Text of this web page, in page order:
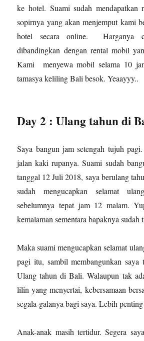
ke hotel. Suami sudah mendapatkan
sopirnya yang akan menjemput kami
hotel secara online. Harganya
dibandingkan dengan rental mobil
Kami menyewa mobil selama 10
tamasya keliling Bali besok. Yeaayyy..
Day 2 : Ulang tahun di
Saya bangun jam setengah tujuh
jalan kaki rupanya. Suami sudah
tanggal 12 Juli 2018, saya berulang
sudah mengucapkan selamat
sebelumnya tepat jam 12 malam.
kemalaman sementara bapaknya sudah
Maka suami mengucapkan selamat
pagi itu, sambil membangunkan saya
Ulang tahun di Bali. Walaupun tak
lilin yang menyertai, kebersamaan
segala-galanya bagi saya. Lebih
Anak-anak masih tertidur. Segera